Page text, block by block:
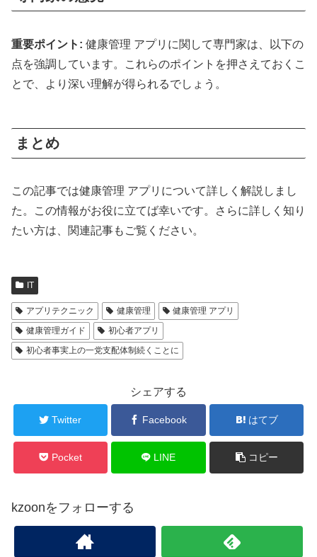
重要ポイント: 健康管理 アプリに関して専門家は、以下の
点を強調しています。これらのポイントを押さえておくこ
とで、より深い理解が得られるでしょう。
まとめ
この記事では健康管理 アプリについて詳しく解説しまし
た。この情報がお役に立てば幸いです。さらに詳しく知り
たい方は、関連記事もご覧ください。
IT
アプリテクニック 健康管理
健康管理 アプリ
健康管理ガイド
初心者アプリ
初心者事実上の一党支配体制続くことに
シェアする
Twitter Facebook はてブ
Pocket LINE コピー
kzoonをフォローする